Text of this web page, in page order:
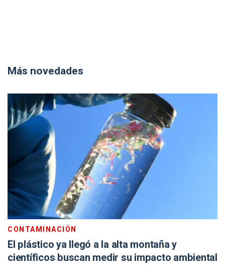
Más novedades
CONTAMINACIÓN
El plástico ya llegó a la alta montaña y
científicos buscan medir su impacto ambiental